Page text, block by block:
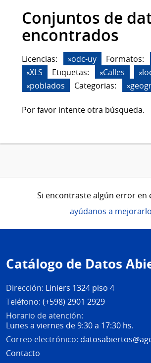
Conjuntos de
encontrados
Licencias: odc-uy Formatos:
XLS
Etiquetas: Calles
poblados
Categorias:
Por favor intente otra búsqueda.
Si encontraste algún error en
ayúdanos a mejorarlo
de
página
Catálogo de Datos
Dirección: Liniers 1324 piso 4
Teléfono: (+598) 2901 2929
Horario de atención:
Lunes a viernes de 9:30 a 17:30 hs.
Correo electrónico:
Contacto